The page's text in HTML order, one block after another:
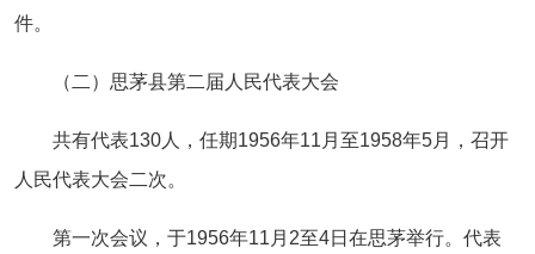
件。
（二）思茅县第二届人民代表大会
共有代表130人，任期1956年11月至1958年5月，召开
人民代表大会二次。
第一次会议，于1956年11月2至4日在思茅举行。代表